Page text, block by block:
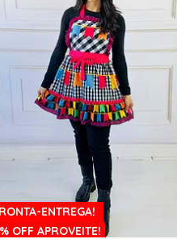
ENTREGA!
OFF APROVEITE!